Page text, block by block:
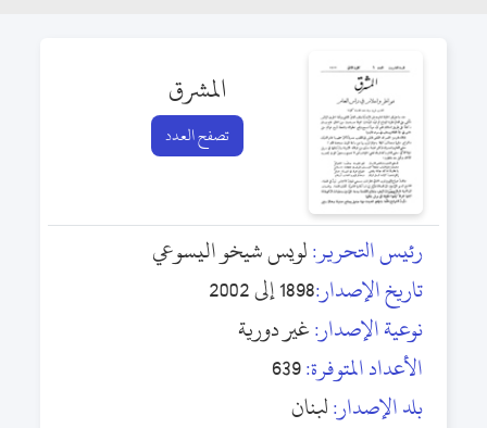
المشرق
تصفح العدد
رئيس التحرير:لويس شيخو اليسوعي
تاريخ الإصدار:1898 إلى 2002
نوعية الإصدار:غير دورية
الأعداد المتوفرة:639
بلد الإصدار:لبنان